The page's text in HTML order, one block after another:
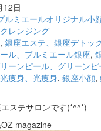
12日
ルミエールオリジナル小
レンジング
, 銀座エステ、銀座デトッ
ル、プルミエール銀座,
ーンピール、グリーン
痩身、光痩身, 銀座小顔,
ステサロンです(*^^*)
magazine